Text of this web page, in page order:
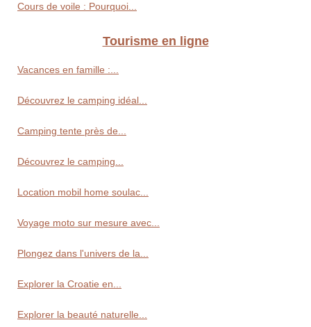
Cours de voile : Pourquoi...
Tourisme en ligne
Vacances en famille :...
Découvrez le camping idéal...
Camping tente près de...
Découvrez le camping...
Location mobil home soulac...
Voyage moto sur mesure avec...
Plongez dans l'univers de la...
Explorer la Croatie en...
Explorer la beauté naturelle...